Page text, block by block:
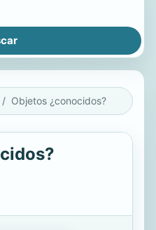
Objetos ¿conocidos?